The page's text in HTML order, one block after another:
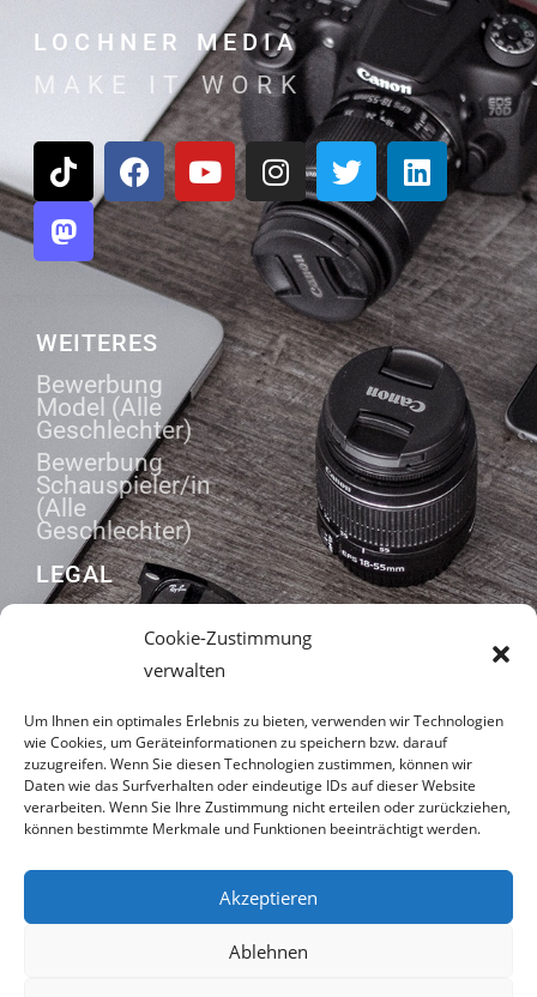
Cookie-Zustimmung
verwalten
Um Ihnen ein optimales Erlebnis zu bieten, verwenden wir Technologien
wie Cookies, um Geräteinformationen zu speichern bzw. darauf
zuzugreifen. Wenn Sie diesen Technologien zustimmen, können wir
Daten wie das Surfverhalten oder eindeutige IDs auf dieser Website
verarbeiten. Wenn Sie Ihre Zustimmung nicht erteilen oder zurückziehen,
können bestimmte Merkmale und Funktionen beeinträchtigt werden.
Akzeptieren
Ablehnen
ADRESSE
91320 Ebermannstadt
09194 7958638
WEITERES
Bewerbung
Model (Alle
Geschlechter)
Bewerbung
Schauspieler/in
(Alle
Geschlechter)
LEGAL
Datenschutzerklärung
Impressum
LOCHNER MEDIA
MAKE IT WORK